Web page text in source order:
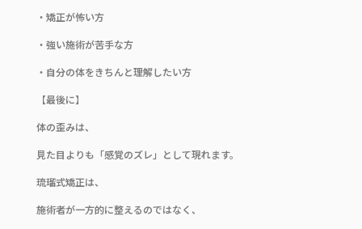
・矯正が怖い方
・強い施術が苦手な方
・自分の体をきちんと理解したい方
【最後に】
体の歪みは、
見た目よりも「感覚のズレ」として現れます。
琉瑠式矯正は、
施術者が一方的に整えるのではなく、